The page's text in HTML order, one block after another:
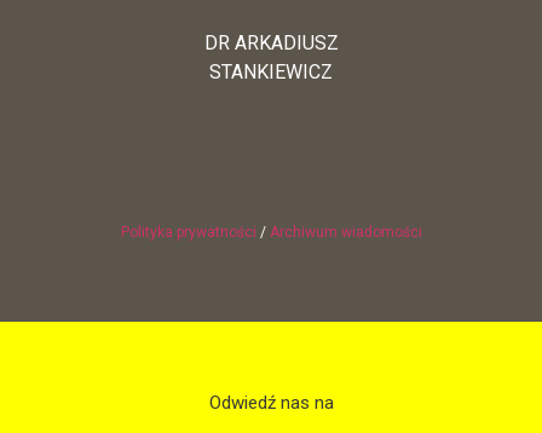
DR ARKADIUSZ
STANKIEWICZ
Polityka prywatności / Archiwum wiadomości
Odwiedź nas na